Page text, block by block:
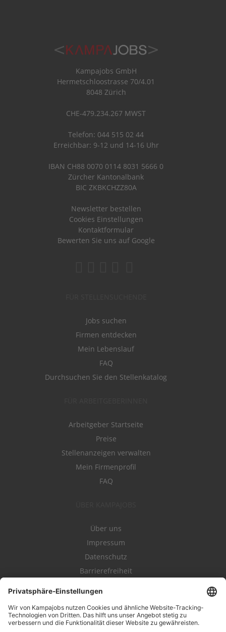
Kampajobs GmbH
Hermetschloostrasse 70/4.01
8048 Zürich
CHE-479.234.267 MWST
Telefon: 044 515 02 44
Erreichbar: 9-12 und 14-16 Uhr
IBAN CH88 0070 0114 8031 5666 0
Zürcher Kantonalbank
BIC ZKBKCHZZ80A
Newsletter bestellen
Cookies Einstellungen
Kontaktformular
Bewerten Sie uns auf Google
Jobs suchen
Firmen entdecken
Mein Lebenslauf
FAQ
Durchsuchen Sie den Stellenkatalog
Arbeitgeber Startseite
Preise
Stellenanzeigen verwalten
Mein Firmenprofil
FAQ
Über uns
Impressum
Datenschutz
Barrierefreiheit
Kampahire
Kampagnenforum